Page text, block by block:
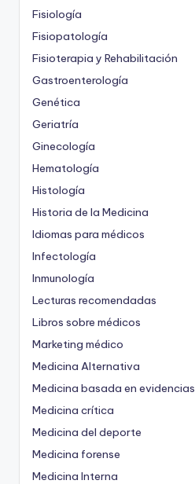
Fisiología
Fisiopatología
Fisioterapia y Rehabilitación
Gastroenterología
Genética
Geriatría
Ginecología
Hematología
Histología
Historia de la Medicina
Idiomas para médicos
Infectología
Inmunología
Lecturas recomendadas
Libros sobre médicos
Marketing médico
Medicina Alternativa
Medicina basada en evidencias
Medicina crítica
Medicina del deporte
Medicina forense
Medicina Interna